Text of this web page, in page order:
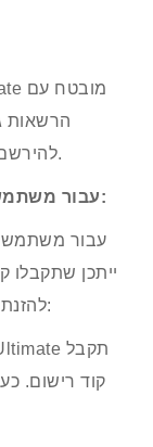
הרשאות
להירשם ולפתוח אפשרויות רבות במהלך התהליך.
עבור משתמשים שרכשו קוד רישום מאתר לא רשמי:
עבור
ייתכן שתקבלו
להזנתו. במקרה כזה, עקבו אחר השלבים הבאים:
קוד רישום.